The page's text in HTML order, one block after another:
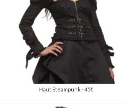
Haut Steampunk - 45€